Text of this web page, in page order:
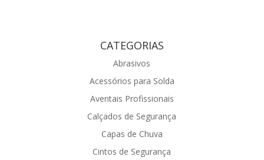
CATEGORIAS
Abrasivos
Acessórios para Solda
Aventais Profissionais
Calçados de Segurança
Capas de Chuva
Cintos de Segurança